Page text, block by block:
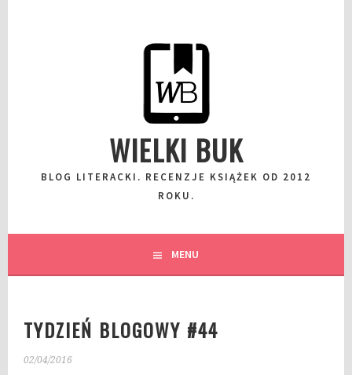
WIELKI BUK
BLOG LITERACKI. RECENZJE KSIĄŻEK OD 2012
ROKU.
MENU
TYDZIEŃ BLOGOWY #44
02/04/2016